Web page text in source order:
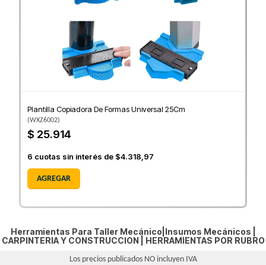
Plantilla Copiadora De Formas Universal 25Cm
(WXZ6002)
$ 25.914
6 cuotas sin interés de $4.318,97
AGREGAR
Herramientas Para Taller Mecánico|Insumos Mecánicos |
CARPINTERIA Y CONSTRUCCION| HERRAMIENTAS POR RUBRO
Los precios publicados NO incluyen IVA